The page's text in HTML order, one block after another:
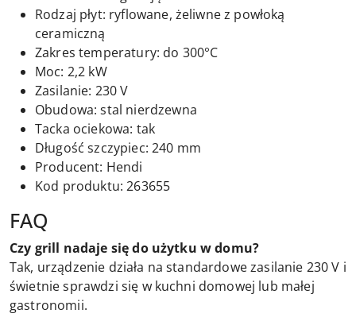
Rodzaj płyt: ryflowane, żeliwne z powłoką
ceramiczną
Zakres temperatury: do 300°C
Moc: 2,2 kW
Zasilanie: 230 V
Obudowa: stal nierdzewna
Tacka ociekowa: tak
Długość szczypiec: 240 mm
Producent: Hendi
Kod produktu: 263655
FAQ
Czy grill nadaje się do użytku w domu?
Tak, urządzenie działa na standardowe zasilanie 230 V i
świetnie sprawdzi się w kuchni domowej lub małej
gastronomii.